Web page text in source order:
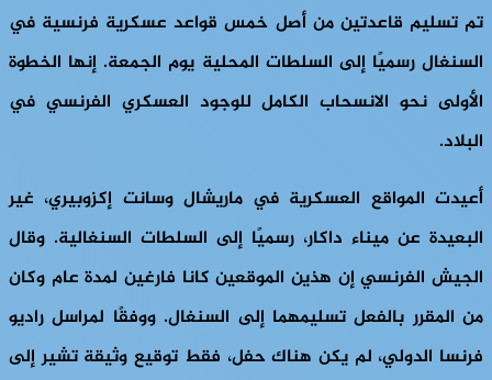
تم تسليم قاعدتين من أصل خمس قواعد عسكرية فرنسية في
السنغال رسميًا إلى السلطات المحلية يوم الجمعة. إنها الخطوة
الأولى نحو الانسحاب الكامل للوجود العسكري الفرنسي في
البلاد.
أعيدت المواقع العسكرية في ماريشال وسانت إكزوبيري، غير
البعيدة عن ميناء داكار، رسميًا إلى السلطات السنغالية. وقال
الجيش الفرنسي إن هذين الموقعين كانا فارغين لمدة عام وكان
من المقرر بالفعل تسليمهما إلى السنغال. ووفقًا لمراسل راديو
فرنسا الدولي، لم يكن هناك حفل، فقط توقيع وثيقة تشير إلى